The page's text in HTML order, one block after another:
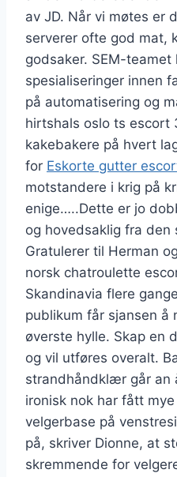
av JD. Når vi møtes er
serverer ofte god mat,
godsaker. SEM-teamet
spesialiseringer innen
på automatisering og
hirtshals oslo ts escort
kakebakere på hvert
for Eskorte gutter
motstandere i krig på
enige…..Dette er jo
og hovedsaklig fra
Gratulerer til Herman
norsk chatroulette
Skandinavia flere
publikum får sjansen å
øverste hylle. Skap en
og vil utføres overalt.
strandhåndklær går an
ironisk nok har fått
velgerbase på
på, skriver Dionne, at
skremmende for